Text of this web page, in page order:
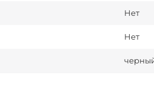
Нет
Нет